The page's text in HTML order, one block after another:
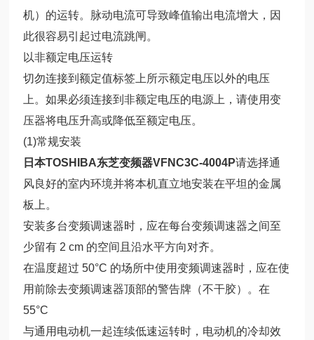
机）的运转。脉动电流可导致峰值输出电流增大，因
此很容易引起过电流跳闸。
以非额定电压运转
切勿连接到额定值标签上所示额定电压以外的电压
上。如果必须连接到非额定电压的电源上，请使用变
压器将电压升高或降低至额定电压。
(1)常规安装
日本TOSHIBA东芝变频器VFNC3C-4004P请选择通
风良好的室内环境并将本机直立地安装在平坦的金属
板上。
安装多台变频调速器时，应在每台变频调速器之间至
少留有 2 cm 的空间且沿水平方向对齐。
在温度超过 50°C 的场所中使用变频调速器时，应在使
用前除去变频调速器顶部的警告牌（不干胶）。在
55°C
与通用电动机一起连续低速运转时，电动机的冷却效